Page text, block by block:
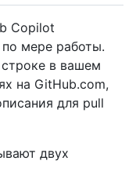
Copilot
мере работы.
в вашем
на GitHub.com,
для pull
двух